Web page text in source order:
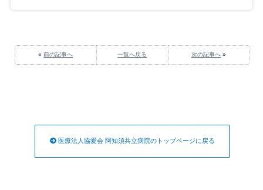
«前の記事へ 一覧へ戻る 次の記事へ»
医療法人協愛会 阿知須共立病院のトップページに戻る